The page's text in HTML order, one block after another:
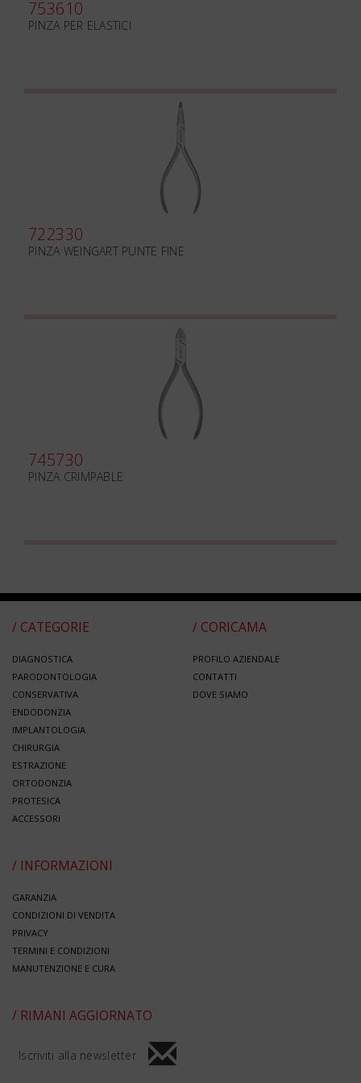
753610
PINZA PER ELASTICI
722330
PINZA WEINGART PUNTE FINE
745730
PINZA CRIMPABLE
/ CATEGORIE
DIAGNOSTICA
PARODONTOLOGIA
CONSERVATIVA
ENDODONZIA
IMPLANTOLOGIA
CHIRURGIA
ESTRAZIONE
ORTODONZIA
PROTESICA
ACCESSORI
/ CORICAMA
PROFILO AZIENDALE
CONTATTI
DOVE SIAMO
/ INFORMAZIONI
GARANZIA
CONDIZIONI DI VENDITA
PRIVACY
TERMINI E CONDIZIONI
MANUTENZIONE E CURA
/ RIMANI AGGIORNATO
Iscriviti alla newsletter